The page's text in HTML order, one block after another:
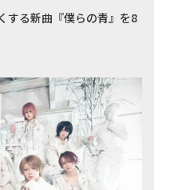
する新曲『僕らの青』を8